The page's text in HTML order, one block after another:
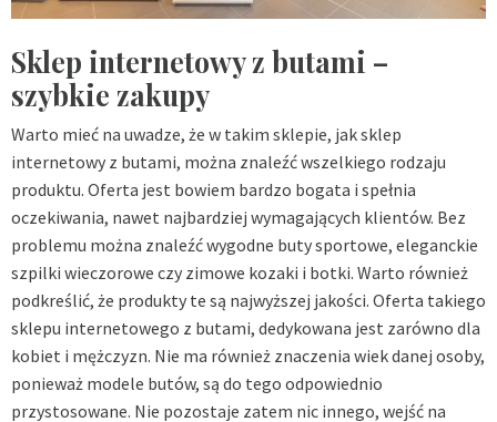
Sklep internetowy z butami –
szybkie zakupy
Warto mieć na uwadze, że w takim sklepie, jak sklep
internetowy z butami, można znaleźć wszelkiego rodzaju
produktu. Oferta jest bowiem bardzo bogata i spełnia
oczekiwania, nawet najbardziej wymagających klientów. Bez
problemu można znaleźć wygodne buty sportowe, eleganckie
szpilki wieczorowe czy zimowe kozaki i botki. Warto również
podkreślić, że produkty te są najwyższej jakości. Oferta takiego
sklepu internetowego z butami, dedykowana jest zarówno dla
kobiet i mężczyzn. Nie ma również znaczenia wiek danej osoby,
ponieważ modele butów, są do tego odpowiednio
przystosowane. Nie pozostaje zatem nic innego, wejść na